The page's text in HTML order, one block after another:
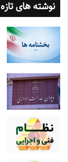
نوشته های تازه